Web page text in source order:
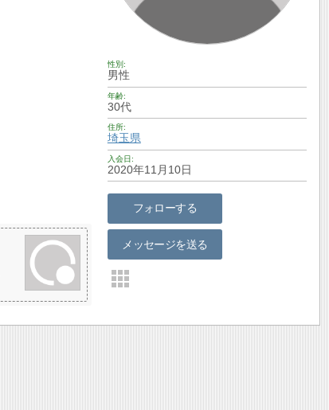
性別
男性
年齢
30代
住所
埼玉県
入会日
2020年11月10日
フォローする
メッセージを送る